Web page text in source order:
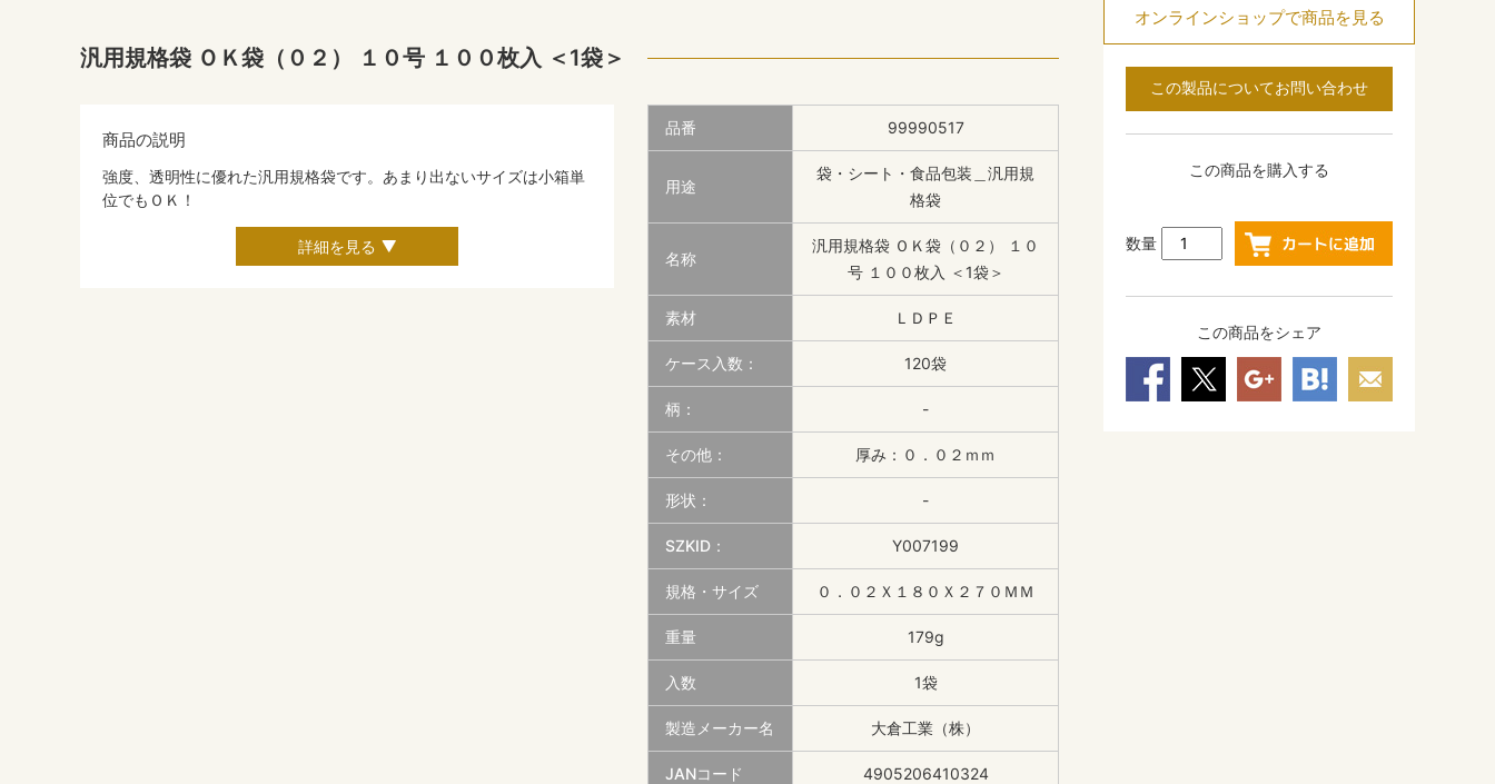
汎用規格袋 ＯＫ袋（０２） １０号 １００枚入 ＜1袋＞
商品の説明
強度、透明性に優れた汎用規格袋です。あまり出ないサイズは小箱単
位でもＯＫ！
詳細を見る
品番 99990517
用途
袋・シート・食品包装＿汎用規
格袋
名称
汎用規格袋 ＯＫ袋（０２） １０
号 １００枚入 ＜1袋＞
素材 ＬＤＰＥ
ケース入数： 120袋
柄： -
その他： 厚み：０．０２ｍｍ
形状： -
SZKID： Y007199
規格・サイズ ０．０２Ｘ１８０Ｘ２７０ＭＭ
重量 179g
入数 1袋
製造メーカー名 大倉工業（株）
JANコード 4905206410324
オンラインショップで商品を見る
この製品についてお問い合わせ
この商品を購入する
数量
この商品をシェア